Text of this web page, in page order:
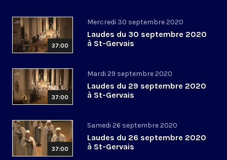
37:00
Mercredi 30 septembre 2020
Laudes du 30 septembre 2020
à St-Gervais
37:00
Mardi 29 septembre 2020
Laudes du 29 septembre 2020
à St-Gervais
37:00
Samedi 26 septembre 2020
Laudes du 26 septembre 2020
à St-Gervais